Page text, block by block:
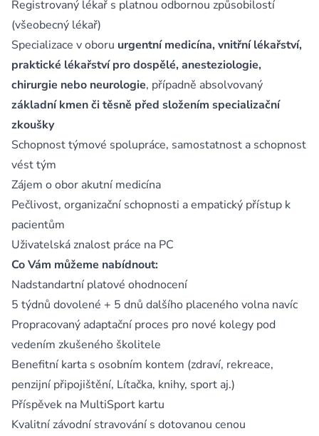
Registrovaný lékař s platnou odbornou způsobilostí
(všeobecný lékař)
Specializace v oboru urgentní medicína, vnitřní lékařství,
praktické lékařství pro dospělé, anesteziologie,
chirurgie nebo neurologie, případně absolvovaný
základní kmen či těsně před složením specializační
zkoušky
Schopnost týmové spolupráce, samostatnost a schopnost
vést tým
Zájem o obor akutní medicína
Pečlivost, organizační schopnosti a empatický přístup k
pacientům
Uživatelská znalost práce na PC
Co Vám můžeme nabídnout:
Nadstandartní platové ohodnocení
5 týdnů dovolené + 5 dnů dalšího placeného volna navíc
Propracovaný adaptační proces pro nové kolegy pod
vedením zkušeného školitele
Benefitní karta s osobním kontem (zdraví, rekreace,
penzijní připojištění, Lítačka, knihy, sport aj.)
Příspěvek na MultiSport kartu
Kvalitní závodní stravování s dotovanou cenou